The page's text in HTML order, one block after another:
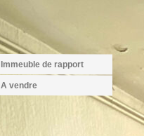
Immeuble de rapport
A vendre